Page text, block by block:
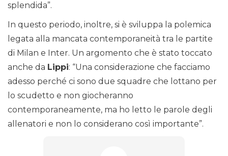
splendida”.
In questo periodo, inoltre, si è sviluppa la polemica
legata alla mancata contemporaneità tra le partite
di Milan e Inter. Un argomento che è stato toccato
anche da Lippi: “Una considerazione che facciamo
adesso perché ci sono due squadre che lottano per
lo scudetto e non giocheranno
contemporaneamente, ma ho letto le parole degli
allenatori e non lo considerano così importante”.